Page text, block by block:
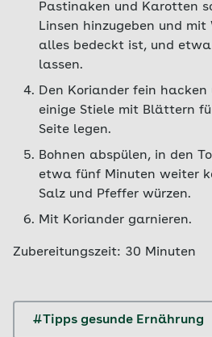
Pastinaken und Karotten
Linsen hinzugeben und mit
alles bedeckt ist, und
lassen.
Den Koriander fein hacken
einige Stiele mit Blättern
Seite legen.
Bohnen abspülen, in den
etwa fünf Minuten weiter
Salz und Pfeffer würzen.
Mit Koriander garnieren.
Zubereitungszeit: 30 Minuten
#Tipps gesunde Ernährung